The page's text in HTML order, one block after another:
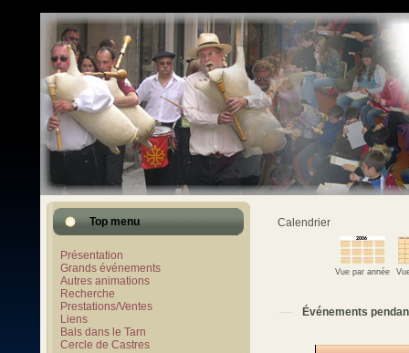
Top menu
Présentation
Grands événements
Autres animations
Recherche
Prestations/Ventes
Liens
Bals dans le Tarn
Cercle de Castres
Calendrier
Vue par année
Événements